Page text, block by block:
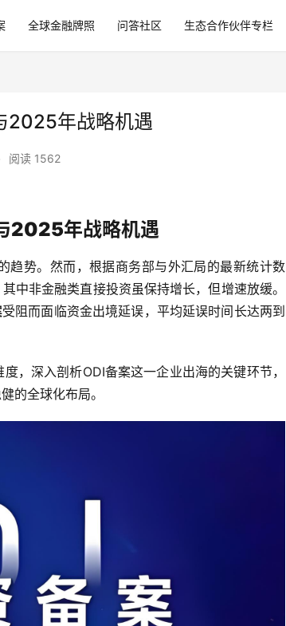
全球金融牌照 问答社区 生态合作伙伴专栏
2025年战略机遇
阅读 1562
2025年战略机遇
趋势。然而，根据商务部与外汇局的最新统计数
中非金融类直接投资虽保持增长，但增速放缓。
受阻而面临资金出境延误，平均延误时间长达两到
，深入剖析ODI备案这一企业出海的关键环节，
的全球化布局。